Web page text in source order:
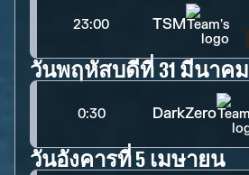
23:00 TSM
วันพฤหัสบดีที่ 31 มีนาคม
0:30 DarkZero
วันอังคารที่ 5 เมษายน